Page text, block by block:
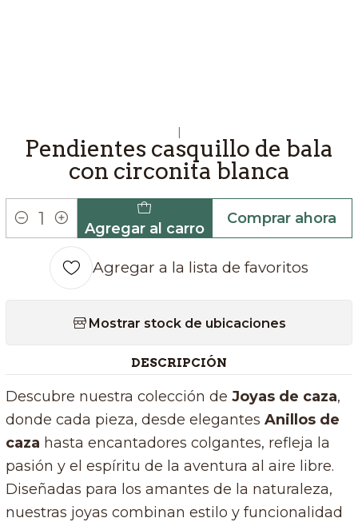
|
Pendientes casquillo de bala
con circonita blanca
Cantidad Agregar al carro
Comprar ahora
Agregar a la lista de favoritos
Mostrar stock de ubicaciones
DESCRIPCIÓN
Descubre nuestra colección de Joyas de caza,
donde cada pieza, desde elegantes Anillos de
caza hasta encantadores colgantes, refleja la
pasión y el espíritu de la aventura al aire libre.
Diseñadas para los amantes de la naturaleza,
nuestras joyas combinan estilo y funcionalidad